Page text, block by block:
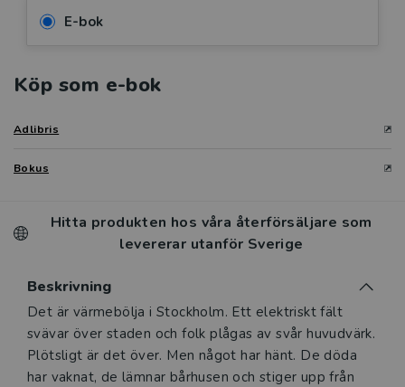
E-bok
Köp som e-bok
Adlibris
Bokus
Hitta produkten hos våra återförsäljare som
levererar utanför Sverige
Beskrivning
Beskrivning
Det är värmebölja i Stockholm. Ett elektriskt fält
svävar över staden och folk plågas av svår huvudvärk.
Plötsligt är det över. Men något har hänt. De döda
har vaknat, de lämnar bårhusen och stiger upp från